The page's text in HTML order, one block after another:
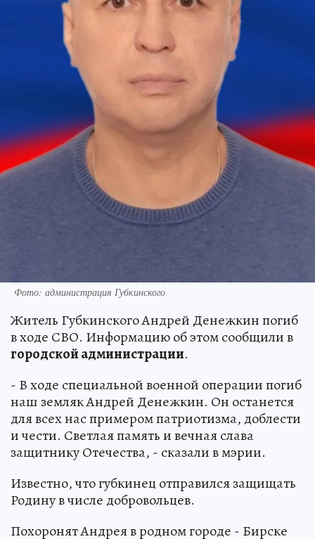
Фото: администрация Губкинского
Житель Губкинского Андрей Денежкин погиб
в ходе СВО. Информацию об этом сообщили в
городской администрации.
- В ходе специальной военной операции погиб
наш земляк Андрей Денежкин. Он останется
для всех нас примером патриотизма, доблести
и чести. Светлая память и вечная слава
защитнику Отечества, - сказали в мэрии.
Известно, что губкинец отправился защищать
Родину в числе добровольцев.
Похоронят Андрея в родном городе - Бирске